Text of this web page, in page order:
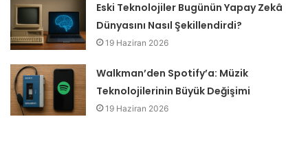
Eski Teknolojiler Bugünün Yapay Zekâ
Dünyasını Nasıl Şekillendirdi?
19 Haziran 2026
Walkman’den Spotify’a: Müzik
Teknolojilerinin Büyük Değişimi
19 Haziran 2026